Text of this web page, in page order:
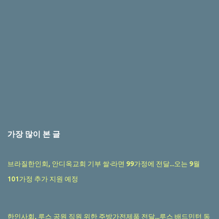
가장 많이 본 글
브라질한인회, 안디옥교회 기부 쌀·라면 99가정에 전달...오는 9월
101가정 추가 지원 예정
한인사회, 루스 공원 직원 위한 주방가전제품 전달...루스 배드민턴 동